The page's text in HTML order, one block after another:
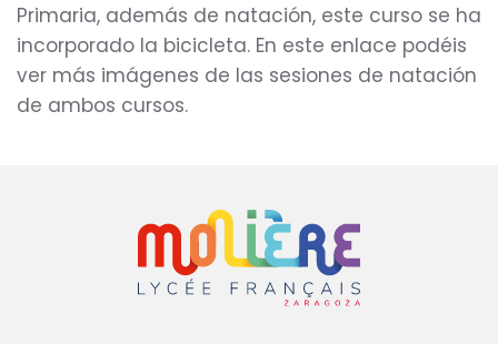
Primaria, además de natación, este curso se ha
incorporado la bicicleta. En este enlace podéis
ver más imágenes de las sesiones de natación
de ambos cursos.